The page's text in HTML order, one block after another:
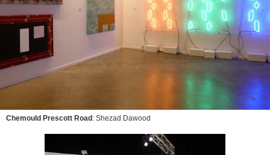
Chemould Prescott Road: Shezad Dawood